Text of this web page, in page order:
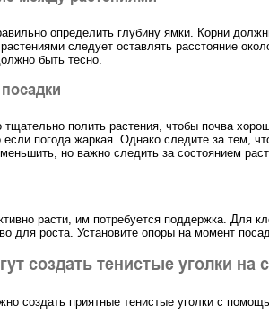
определить глубину ямки. Корни
следует оставлять расстояние
быть тесно.
тщательно полить растения, чтобы почва
погода жаркая. Однако следите за тем,
но важно следить за состоянием
расти, им потребуется поддержка. Для
для роста. Установите опоры на момент
создать тенистые уголки на
создать приятные тенистые уголки с